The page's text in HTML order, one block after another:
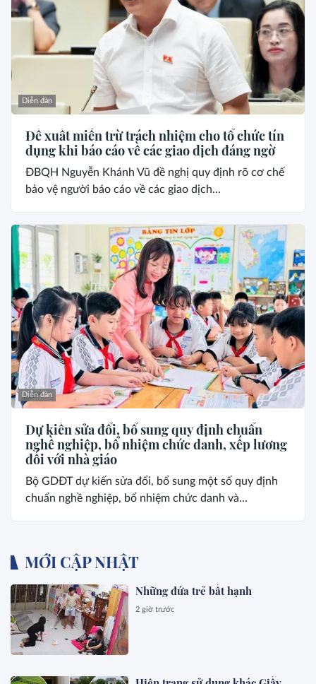
Diễn đàn
Đề xuất miễn trừ trách nhiệm cho tổ chức tín
dụng khi báo cáo về các giao dịch đáng ngờ
ĐBQH Nguyễn Khánh Vũ đề nghị quy định rõ cơ chế
bảo vệ người báo cáo về các giao dịch...
Diễn đàn
Dự kiến sửa đổi, bổ sung quy định chuẩn
nghề nghiệp, bổ nhiệm chức danh, xếp lương
đối với nhà giáo
Bộ GDĐT dự kiến sửa đổi, bổ sung một số quy định
chuẩn nghề nghiệp, bổ nhiệm chức danh và...
MỚI CẬP NHẬT
Những đứa trẻ bất hạnh
2 giờ trước